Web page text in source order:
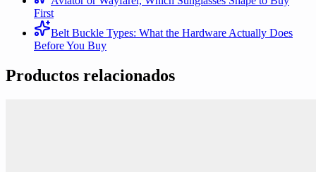
First
Belt Buckle Types: What the Hardware Actually Does
Before You Buy
Productos relacionados